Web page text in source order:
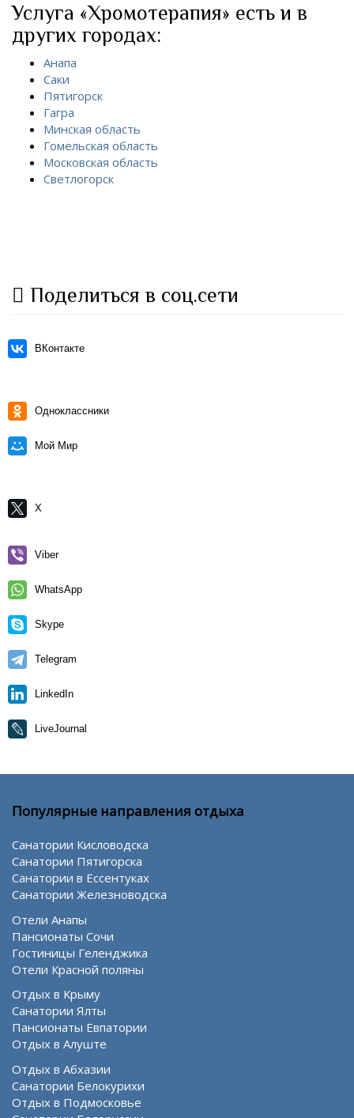
Услуга «Хромотерапия» есть и в
других городах:
Анапа
Саки
Пятигорск
Гагра
Минская область
Гомельская область
Московская область
Светлогорск
Поделиться в соц.сети
ВКонтакте
Одноклассники
Мой Мир
X
Viber
WhatsApp
Skype
Telegram
LinkedIn
LiveJournal
Популярные направления отдыха
Санатории Кисловодска
Санатории Пятигорска
Санатории в Ессентуках
Санатории Железноводска
Отели Анапы
Пансионаты Сочи
Гостиницы Геленджика
Отели Красной поляны
Отдых в Крыму
Санатории Ялты
Пансионаты Евпатории
Отдых в Алуште
Отдых в Абхазии
Санатории Белокурихи
Отдых в Подмосковье